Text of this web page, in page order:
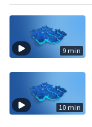
9 min
10 min